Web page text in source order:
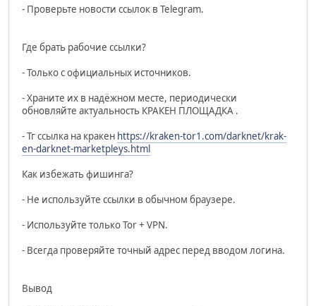
- Проверьте новости ссылок в Telegram.
Где брать рабочие ссылки?
- Только с официальных источников.
- Храните их в надёжном месте, периодически
обновляйте актуальность КРАКЕН ПЛОЩАДКА .
- Тг ссылка на кракен https://kraken-tor1.com/darknet/krak-
en-darknet-marketpleys.html
Как избежать фишинга?
- Не используйте ссылки в обычном браузере.
- Используйте только Tor + VPN.
- Всегда проверяйте точный адрес перед вводом логина.
Вывод